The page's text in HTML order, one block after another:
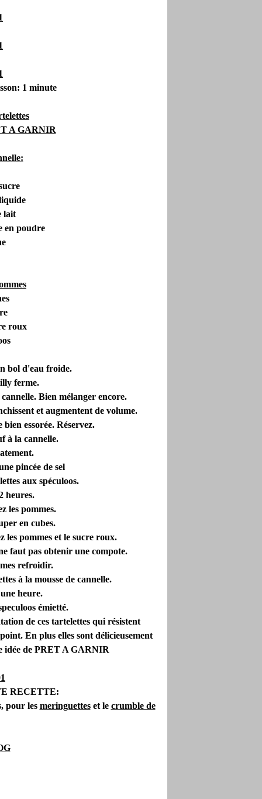
1 minute
A GARNIR
lait
en poudre
roux
bol d'eau froide.
ferme.
Bien mélanger encore.
et augmentent de volume.
essorée. Réservez.
à la cannelle.
pincée de sel
aux spéculoos.
heures.
les pommes.
en cubes.
les pommes et le sucre roux.
faut pas obtenir une compote.
refroidir.
à la mousse de cannelle.
heure.
émietté.
de ces tartelettes qui résistent
En plus elles sont délicieusement
idée de PRET A GARNIR
RECETTE:
pour les meringuetteset le crumble de